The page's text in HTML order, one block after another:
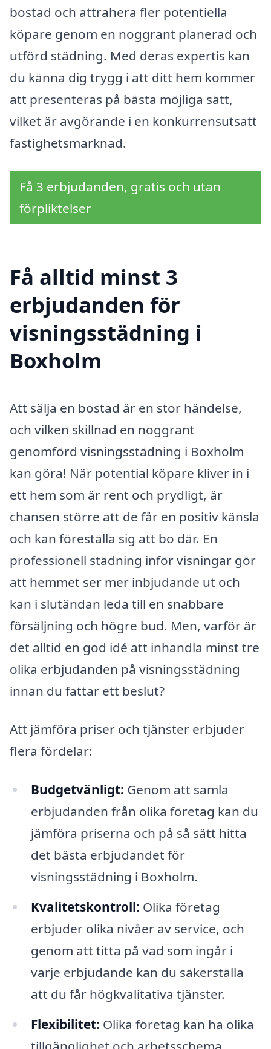
bostad och attrahera fler potentiella
köpare genom en noggrant planerad och
utförd städning. Med deras expertis kan
du känna dig trygg i att ditt hem kommer
att presenteras på bästa möjliga sätt,
vilket är avgörande i en konkurrensutsatt
fastighetsmarknad.
Få 3 erbjudanden, gratis och utan
förpliktelser
Få alltid minst 3
erbjudanden för
visningsstädning i
Boxholm
Att sälja en bostad är en stor händelse,
och vilken skillnad en noggrant
genomförd visningsstädning i Boxholm
kan göra! När potential köpare kliver in i
ett hem som är rent och prydligt, är
chansen större att de får en positiv känsla
och kan föreställa sig att bo där. En
professionell städning inför visningar gör
att hemmet ser mer inbjudande ut och
kan i slutändan leda till en snabbare
försäljning och högre bud. Men, varför är
det alltid en god idé att inhandla minst tre
olika erbjudanden på visningsstädning
innan du fattar ett beslut?
Att jämföra priser och tjänster erbjuder
flera fördelar:
Budgetvänligt: Genom att samla
erbjudanden från olika företag kan du
jämföra priserna och på så sätt hitta
det bästa erbjudandet för
visningsstädning i Boxholm.
Kvalitetskontroll: Olika företag
erbjuder olika nivåer av service, och
genom att titta på vad som ingår i
varje erbjudande kan du säkerställa
att du får högkvalitativa tjänster.
Flexibilitet: Olika företag kan ha olika